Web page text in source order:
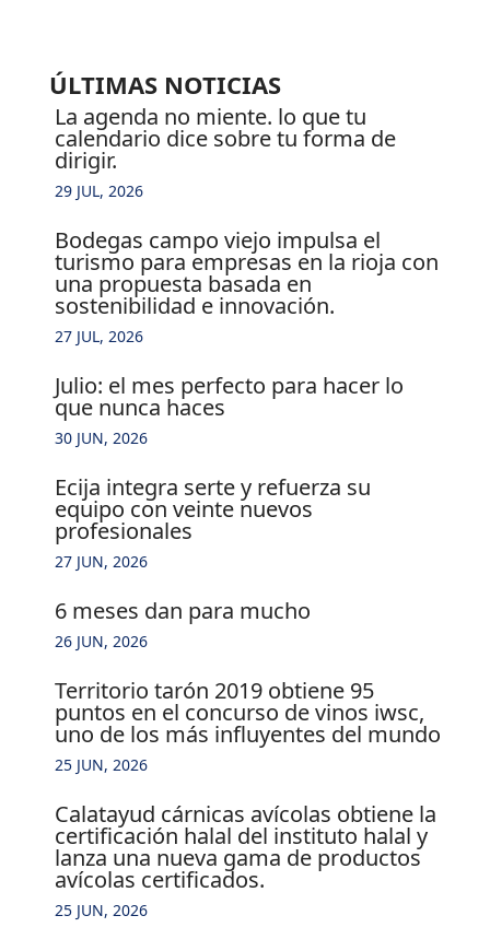
ÚLTIMAS NOTICIAS
la agenda no miente. lo que tu
calendario dice sobre tu forma de
dirigir.
29 JUL, 2026
bodegas campo viejo impulsa el
turismo para empresas en la rioja con
una propuesta basada en
sostenibilidad e innovación.
27 JUL, 2026
julio: el mes perfecto para hacer lo
que nunca haces
30 JUN, 2026
ecija integra serte y refuerza su
equipo con veinte nuevos
profesionales
27 JUN, 2026
6 meses dan para mucho
26 JUN, 2026
territorio tarón 2019 obtiene 95
puntos en el concurso de vinos iwsc,
uno de los más influyentes del mundo
25 JUN, 2026
calatayud cárnicas avícolas obtiene la
certificación halal del instituto halal y
lanza una nueva gama de productos
avícolas certificados.
25 JUN, 2026